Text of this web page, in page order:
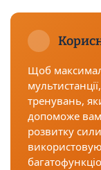
Щоб
тренувань,
допоможе вам
розвитку